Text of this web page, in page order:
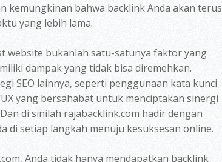
kemungkinan bahwa backlink Anda akan terus
yang lebih lama.
website bukanlah satu-satunya faktor yang
dampak yang tidak bisa diremehkan.
SEO lainnya, seperti penggunaan kata kunci
yang bersahabat untuk menciptakan sinergi
di sinilah rajabacklink.com hadir dengan
di setiap langkah menuju kesuksesan online.
Anda tidak hanya mendapatkan backlink